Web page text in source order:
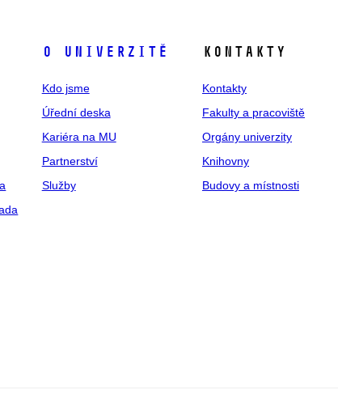
O univerzitě
Kdo jsme
Úřední deska
Kariéra na MU
Partnerství
Služby
Kontakty
Kontakty
Fakulty a pracoviště
Orgány univerzity
Knihovny
Budovy a místnosti